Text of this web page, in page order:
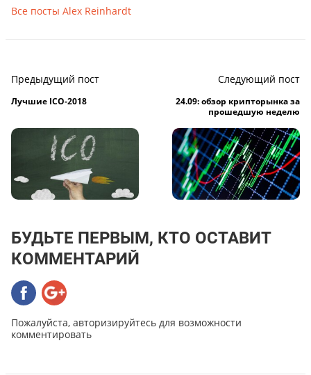
Все посты Alex Reinhardt
Предыдущий пост
Лучшие ICO-2018
Следующий пост
24.09: обзор крипторынка за
прошедшую неделю
БУДЬТЕ ПЕРВЫМ, КТО ОСТАВИТ
КОММЕНТАРИЙ
Пожалуйста, авторизируйтесь для возможности
комментировать